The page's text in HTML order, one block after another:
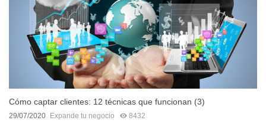
Cómo captar clientes: 12 técnicas que funcionan (3)
29/07/2020 Expande tu negocio 8432